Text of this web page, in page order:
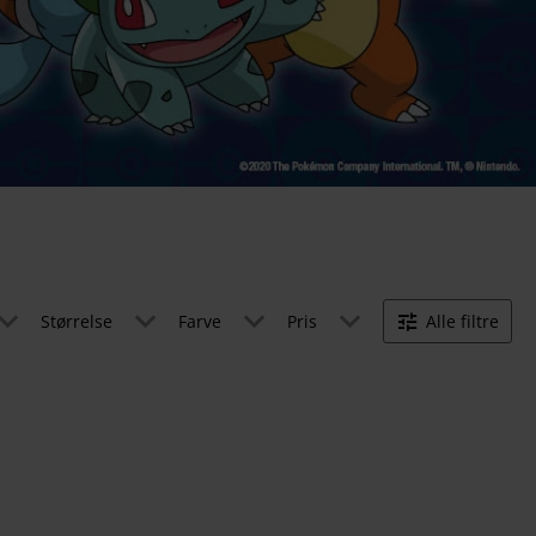
Størrelse Farve Pris Alle filtre